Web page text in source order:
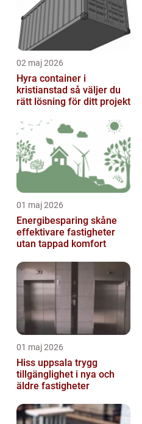
02 maj 2026
Hyra container i
kristianstad så väljer du
rätt lösning för ditt projekt
01 maj 2026
Energibesparing skåne
effektivare fastigheter
utan tappad komfort
01 maj 2026
Hiss uppsala trygg
tillgänglighet i nya och
äldre fastigheter